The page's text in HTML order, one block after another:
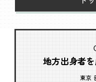
地方出身者
東京